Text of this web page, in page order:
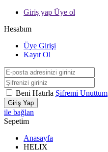
Giriş yap Üye ol
Hesabım
Üye Girişi
Kayıt Ol
Beni Hatırla Şifremi Unuttum
Giriş Yap
ile bağlan
Sepetim
Anasayfa
HELIX